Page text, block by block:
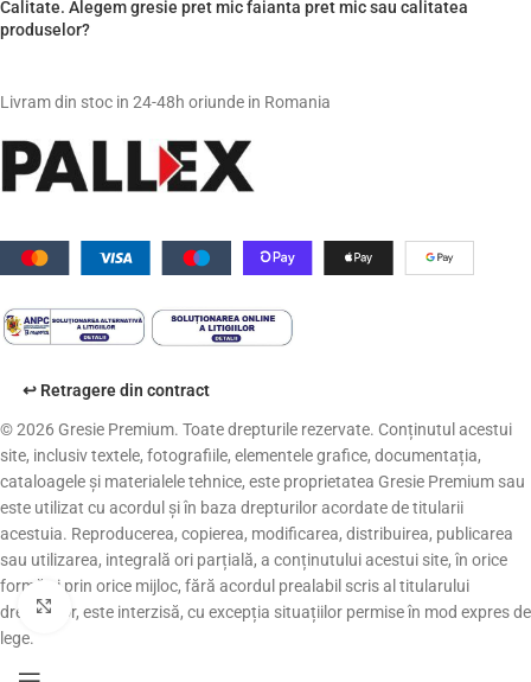
Fă clic pentru a mări
Calitate. Alegem gresie pret mic faianta pret mic sau calitatea
produselor?
Livram din stoc in 24-48h oriunde in Romania
↩️ Retragere din contract
© 2026 Gresie Premium. Toate drepturile rezervate. Conținutul acestui
site, inclusiv textele, fotografiile, elementele grafice, documentația,
cataloagele și materialele tehnice, este proprietatea Gresie Premium sau
este utilizat cu acordul și în baza drepturilor acordate de titularii
acestuia. Reproducerea, copierea, modificarea, distribuirea, publicarea
sau utilizarea, integrală ori parțială, a conținutului acestui site, în orice
formă și prin orice mijloc, fără acordul prealabil scris al titularului
drepturilor, este interzisă, cu excepția situațiilor permise în mod expres de
lege.